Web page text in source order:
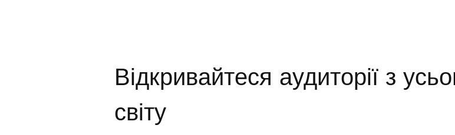
Відкривайтеся аудиторії з
світу